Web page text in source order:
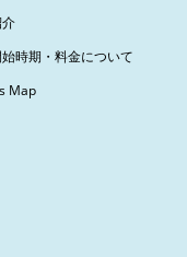
時期・料金について
Map